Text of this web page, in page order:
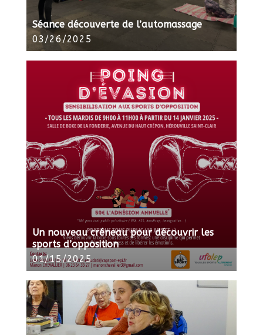
Séance découverte de l’automassage
03/26/2025
Un nouveau créneau pour découvrir les
sports d’opposition
01/15/2025